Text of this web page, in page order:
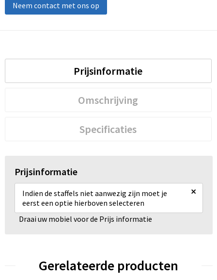
Neem contact met ons op
Prijsinformatie
Omschrijving
Specificaties
Prijsinformatie
Indien de staffels niet aanwezig zijn moet je
eerst een optie hierboven selecteren
×
Draai uw mobiel voor de Prijs informatie
Gerelateerde producten